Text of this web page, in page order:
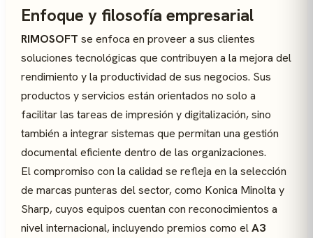
Enfoque y filosofía empresarial
RIMOSOFT se enfoca en proveer a sus clientes
soluciones tecnológicas que contribuyen a la mejora del
rendimiento y la productividad de sus negocios. Sus
productos y servicios están orientados no solo a
facilitar las tareas de impresión y digitalización, sino
también a integrar sistemas que permitan una gestión
documental eficiente dentro de las organizaciones.
El compromiso con la calidad se refleja en la selección
de marcas punteras del sector, como Konica Minolta y
Sharp, cuyos equipos cuentan con reconocimientos a
nivel internacional, incluyendo premios como elA3